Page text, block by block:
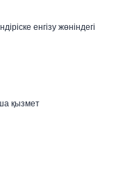
енгізу жөніндегі
қызмет